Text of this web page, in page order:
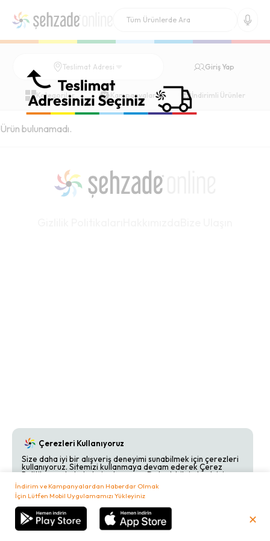
İndirim ve Kampanyalardan Haberdar Olmak
İçin Lütfen Mobil Uygulamamızı Yükleyiniz
✕
Sepetim 0,00
Teslimat Adresi Giriş Yap
Kategoriler Kampanyalar İndirimli Ürünler
Ürün bulunamadı.
Çerezleri Kullanıyoruz
Size daha iyi bir alışveriş deneyimi sunabilmek için çerezleri
kullanıyoruz. Sitemizi kullanmaya devam ederek Çerez
Politikamızı kabul etmiş olursunuz. Detaylı bilgi almak için
Çerez Politikamızı
inceleyebilirsiniz.
Kabul Et